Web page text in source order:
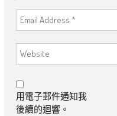
用電子郵件通知我
後續的迴響。